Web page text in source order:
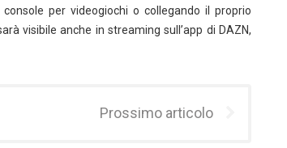
per videogiochi o collegando il proprio
visibile anche in streaming sull’app di DAZN,
Prossimo articolo